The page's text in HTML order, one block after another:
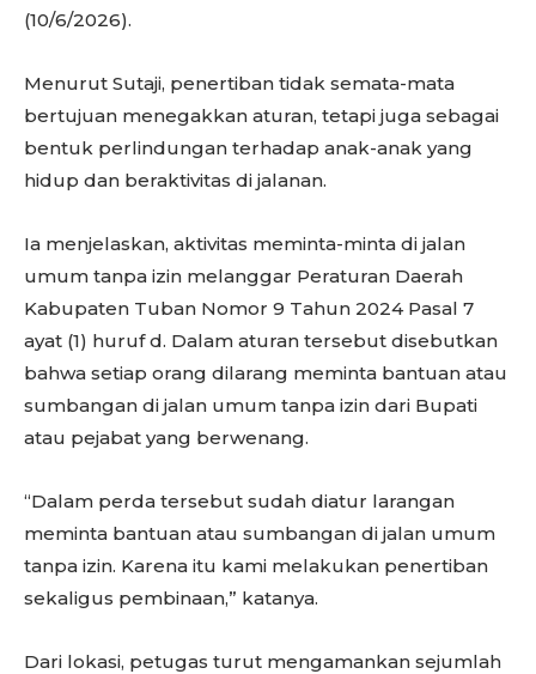
(10/6/2026).
Menurut Sutaji, penertiban tidak semata-mata
bertujuan menegakkan aturan, tetapi juga sebagai
bentuk perlindungan terhadap anak-anak yang
hidup dan beraktivitas di jalanan.
Ia menjelaskan, aktivitas meminta-minta di jalan
umum tanpa izin melanggar Peraturan Daerah
Kabupaten Tuban Nomor 9 Tahun 2024 Pasal 7
ayat (1) huruf d. Dalam aturan tersebut disebutkan
bahwa setiap orang dilarang meminta bantuan atau
sumbangan di jalan umum tanpa izin dari Bupati
atau pejabat yang berwenang.
“Dalam perda tersebut sudah diatur larangan
meminta bantuan atau sumbangan di jalan umum
tanpa izin. Karena itu kami melakukan penertiban
sekaligus pembinaan,” katanya.
Dari lokasi, petugas turut mengamankan sejumlah